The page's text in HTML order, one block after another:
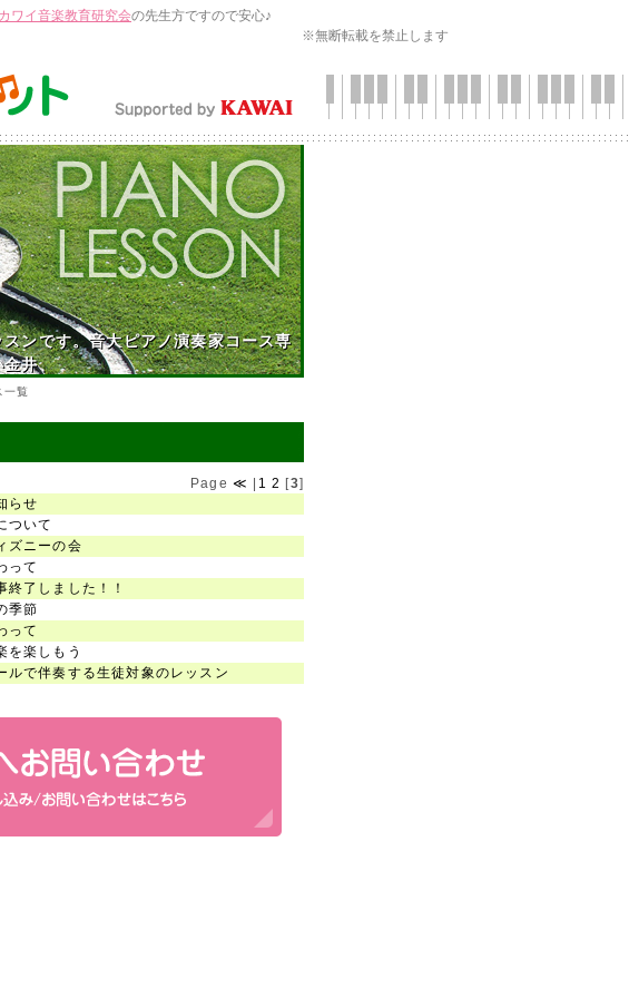
カワイ音楽教育研究会の先生方ですので安心♪
※無断転載を禁止します
ンです。音大ピアノ演奏家コース専
井、
一覧
Page ≪ 1 2 [3]
らせ
ついて
ズニーの会
って
終了しました！！
季節
って
を楽しもう
ルで伴奏する生徒対象のレッスン